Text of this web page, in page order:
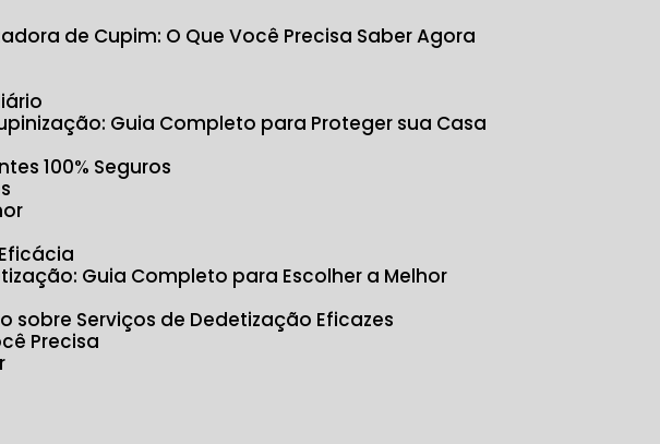
de Cupim: O Que Você Precisa Saber Agora
Guia Completo para Proteger sua Casa
100% Seguros
Guia Completo para Escolher a Melhor
sobre Serviços de Dedetização Eficazes
Precisa